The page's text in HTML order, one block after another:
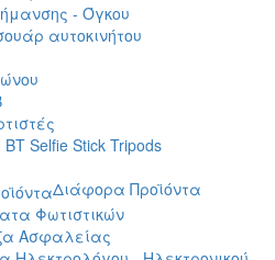
- Όγκου
αυτοκινήτου
Selfie Stick Tripods
Διάφορα Προϊόντα
Φωτιστικών
Ασφαλείας